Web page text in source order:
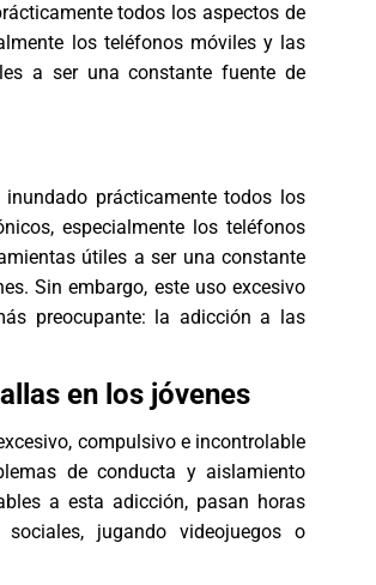
todos los aspectos de
los teléfonos móviles y las
a ser una constante fuente de
prácticamente todos los
especialmente los teléfonos
útiles a ser una constante
Sin embargo, este uso excesivo
preocupante: la adicción a las
en los jóvenes
compulsivo e incontrolable
de conducta y aislamiento
a esta adicción, pasan horas
jugando videojuegos o